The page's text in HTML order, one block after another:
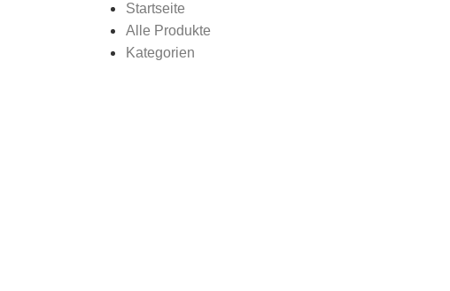
Startseite
Alle Produkte
Kategorien